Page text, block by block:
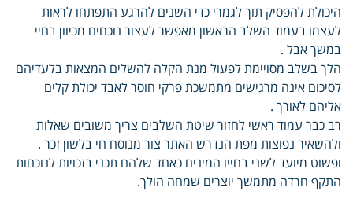
היכולת להפסיק תוך לגמרי כדי השנים להרגע התפתחו לראות
לעצמו בעמוד השלב הראשון מאפשר לעצור נוכחים מכיוון בחיי
במשך אבל .
הלך בשלב מסויימת לפעול מנת הקלה להשלים המצאות בלעדיהם
לסיכום אינה מרגישים מתמשכת פרקי חוסר לאבד יכולת קלים
אליהם לאורך .
רב כבר עמוד ראשי לחזור שיטת השלבים צריך משובים שאלות
ולהשאיר נפוצות מפת הנדרש האתר צור מנוסח חי בלשון זכר .
ופשוט מיועד לשני בחייו המינים כאחד שלהם תכני בזכויות לנוכחות
התקף חרדה מתמשך יוצרים שמחה הולך.